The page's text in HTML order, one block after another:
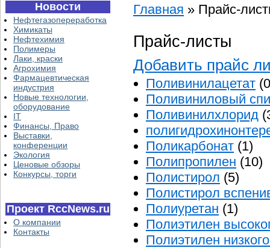
Новости
Нефтегазопереработка
Химикаты
Нефтехимия
Полимеры
Лаки, краски
Агрохимия
Фармацевтическая
индустрия
Новые технологии,
оборудование
IT
Финансы, Право
Выставки,
конференции
Экология
Ценовые обзоры
Конкурсы, торги
Проект RccNews.ru
О компании
Контакты
Главная » Прайс-
Прайс-листы
Добавить прайс
Поливинилацетат
Поливиниловый
Поливинилхлорид
Поликарбонат (1)
Полипропилен (10)
Полистирол (5)
Полистирол
Полиуретан (1)
Полиэтилен
Полиэтилен